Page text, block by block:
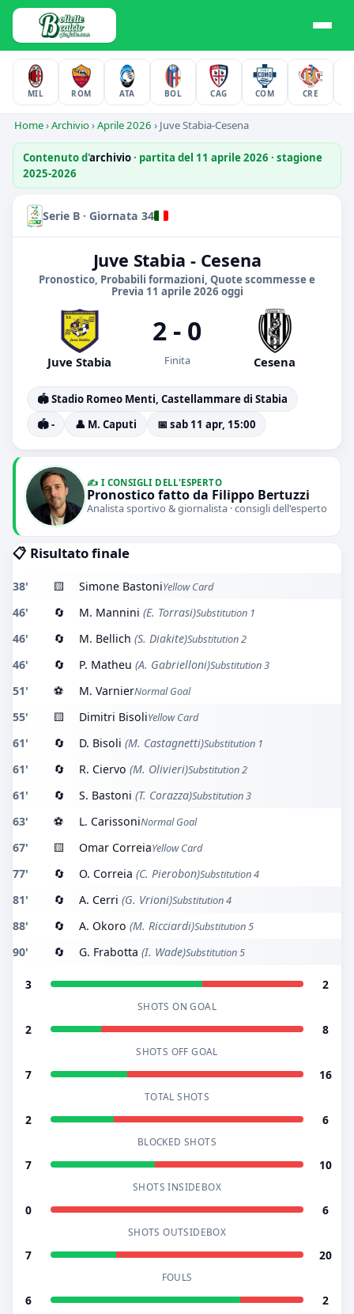
MIL ROM ATA BOL CAG COM CRE
Home›Archivio›Aprile 2026 › Juve Stabia-Cesena
Contenuto d'archivio· partita del 11 aprile 2026 · stagione
2025-2026
Serie B · Giornata 34
Juve Stabia - Cesena
Pronostico, Probabili formazioni, Quote scommesse e
Previa 11 aprile 2026 oggi
Juve Stabia
2 - 0
Finita Cesena
🏟️ Stadio Romeo Menti, Castellammare di Stabia
🏟️ -
👤 M. Caputi 📅 sab 11 apr, 15:00
✍️ I CONSIGLI DELL'ESPERTO
Pronostico fatto da Filippo Bertuzzi
Analista sportivo & giornalista · consigli dell'esperto
📋 Risultato finale
38' 🟨 Simone BastoniYellow Card
46' 🔄 M. Mannini (E. Torrasi)Substitution 1
46' 🔄 M. Bellich (S. Diakite)Substitution 2
46' 🔄 P. Matheu (A. Gabrielloni)Substitution 3
51' ⚽ M. VarnierNormal Goal
55' 🟨 Dimitri BisoliYellow Card
61' 🔄 D. Bisoli (M. Castagnetti)Substitution 1
61' 🔄 R. Ciervo (M. Olivieri)Substitution 2
61' 🔄 S. Bastoni (T. Corazza)Substitution 3
63' ⚽ L. CarissoniNormal Goal
67' 🟨 Omar CorreiaYellow Card
77' 🔄 O. Correia (C. Pierobon)Substitution 4
81' 🔄 A. Cerri (G. Vrioni)Substitution 4
88' 🔄 A. Okoro (M. Ricciardi)Substitution 5
90' 🔄 G. Frabotta (I. Wade)Substitution 5
3 2
SHOTS ON GOAL
2 8
SHOTS OFF GOAL
7 16
TOTAL SHOTS
2 6
BLOCKED SHOTS
7 10
SHOTS INSIDEBOX
0 6
SHOTS OUTSIDEBOX
7 20
FOULS
6 2